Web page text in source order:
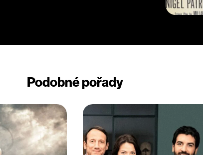
přední hollywoodské
snímek byl
Podobné pořady